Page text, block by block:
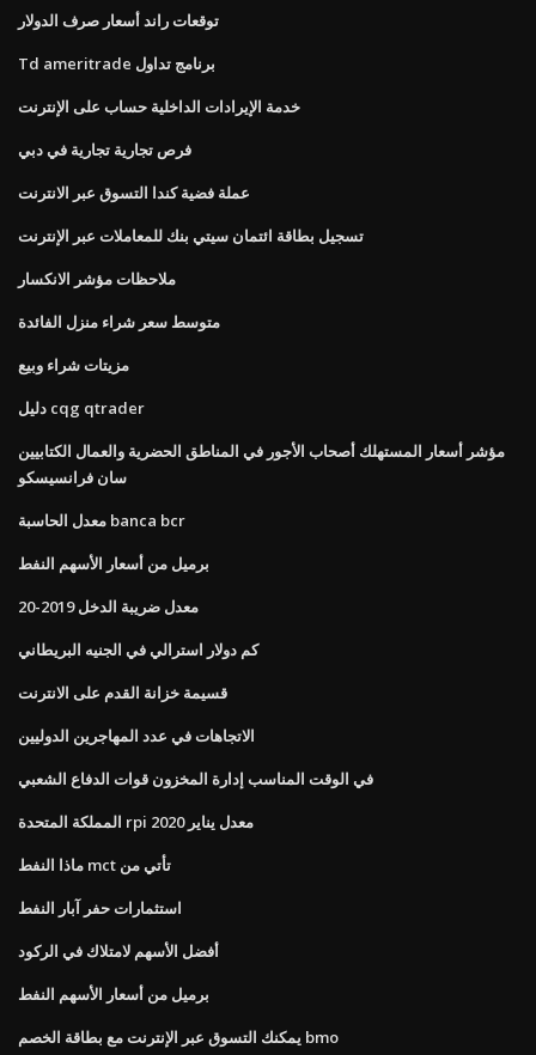
توقعات راند أسعار صرف الدولار
Td ameritrade برنامج تداول
خدمة الإيرادات الداخلية حساب على الإنترنت
فرص تجارية تجارية في دبي
عملة فضية كندا التسوق عبر الانترنت
تسجيل بطاقة ائتمان سيتي بنك للمعاملات عبر الإنترنت
ملاحظات مؤشر الانكسار
متوسط ​​سعر شراء منزل الفائدة
مزيتات شراء وبيع
دليل cqg qtrader
مؤشر أسعار المستهلك أصحاب الأجور في المناطق الحضرية والعمال الكتابيين
سان فرانسيسكو
معدل الحاسبة banca bcr
برميل من أسعار الأسهم النفط
معدل ضريبة الدخل 2019-20
كم دولار استرالي في الجنيه البريطاني
قسيمة خزانة القدم على الانترنت
الاتجاهات في عدد المهاجرين الدوليين
في الوقت المناسب إدارة المخزون قوات الدفاع الشعبي
المملكة المتحدة rpi معدل يناير 2020
ماذا النفط mct تأتي من
استثمارات حفر آبار النفط
أفضل الأسهم لامتلاك في الركود
برميل من أسعار الأسهم النفط
يمكنك التسوق عبر الإنترنت مع بطاقة الخصم bmo